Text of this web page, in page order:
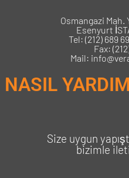
Osmangazi Mah.
Esenyurt
Tel: (212) 689
Fax:
Mail:
NASIL
Size uygun
bizimle